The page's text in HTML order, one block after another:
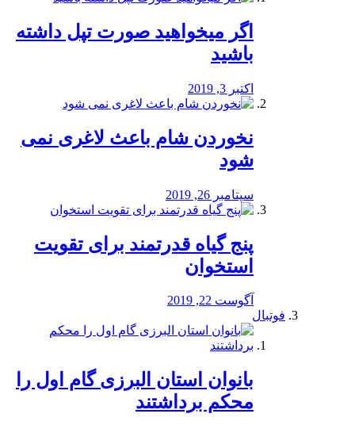
اگر میخواهید صورت تپل داشته
باشید
اکتبر 3, 2019
نخوردن شام باعث لاغری نمی
‌شود
سپتامبر 26, 2019
پنج گیاه قدرتمند برای تقویت
استخوان
آگوست 22, 2019
فوتبال
بانوان استان البرزی گام اول را
محكم برداشتند